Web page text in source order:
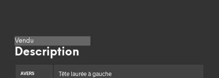
Vendu
Description
AVERS Tête laurée à gauche